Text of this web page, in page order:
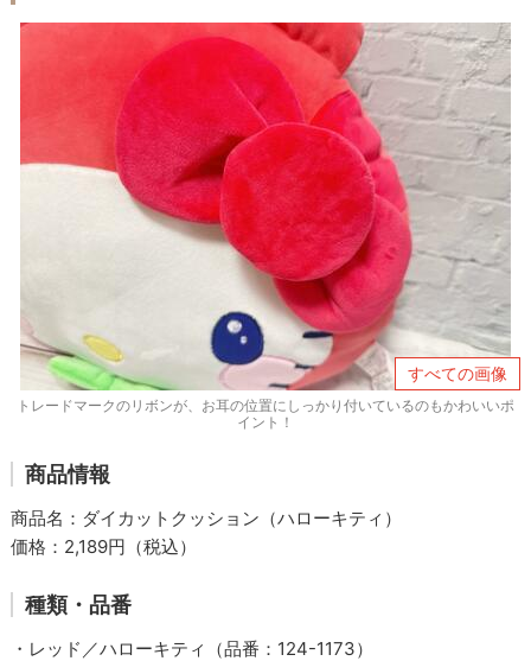
すべての画像
トレードマークのリボンが、お耳の位置にしっかり付いているのもかわいいポ
イント！
商品情報
商品名：ダイカットクッション（ハローキティ）
価格：2,189円（税込）
種類・品番
・レッド／ハローキティ（品番：124-1173）